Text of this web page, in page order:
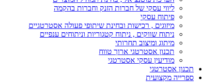
ליווי עסקי של חברות הזנק וחברות בהקמה
פיתוח עסקי
מיזוגים , רכישות ובחינת שיתופי פעולה אסטרטגיים
ניתוח שווקים , ניתוח קטגוריות וניתוחים ענפיים
מיתוג ומיצוב תחרותי
תכנון אסטרטגי ארוך טווח
מודיעין עסקי אסטרטגי
תכנון אסטרטגי
ספרייה מקצועית